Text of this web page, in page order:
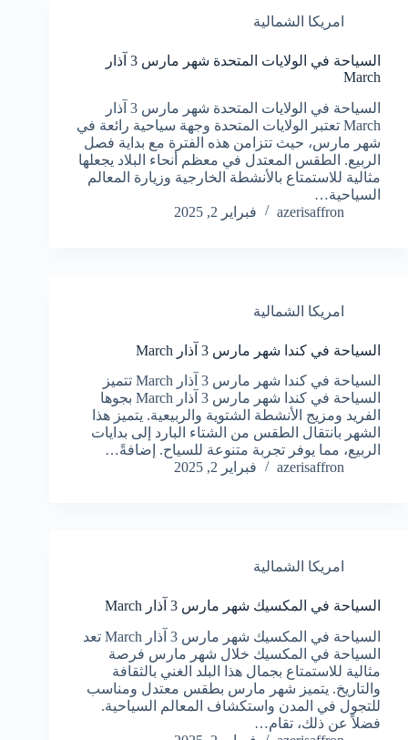
امريكا الشمالية
السياحة في الولايات المتحدة شهر مارس 3 آذار
March
السياحة في الولايات المتحدة شهر مارس 3 آذار
March تعتبر الولايات المتحدة وجهة سياحية رائعة في
شهر مارس، حيث تتزامن هذه الفترة مع بداية فصل
الربيع. الطقس المعتدل في معظم أنحاء البلاد يجعلها
مثالية للاستمتاع بالأنشطة الخارجية وزيارة المعالم
السياحية…
azerisaffron
فبراير 2, 2025
امريكا الشمالية
السياحة في كندا شهر مارس 3 آذار March
السياحة في كندا شهر مارس 3 آذار March تتميز
السياحة في كندا شهر مارس 3 آذار March بجوها
الفريد ومزيج الأنشطة الشتوية والربيعية. يتميز هذا
الشهر بانتقال الطقس من الشتاء البارد إلى بدايات
الربيع، مما يوفر تجربة متنوعة للسياح. إضافةً…
azerisaffron
فبراير 2, 2025
امريكا الشمالية
السياحة في المكسيك شهر مارس 3 آذار March
السياحة في المكسيك شهر مارس 3 آذار March تعد
السياحة في المكسيك خلال شهر مارس فرصة
مثالية للاستمتاع بجمال هذا البلد الغني بالثقافة
والتاريخ. يتميز شهر مارس بطقس معتدل ومناسب
للتجول في المدن واستكشاف المعالم السياحية.
فضلاً عن ذلك، تقام…